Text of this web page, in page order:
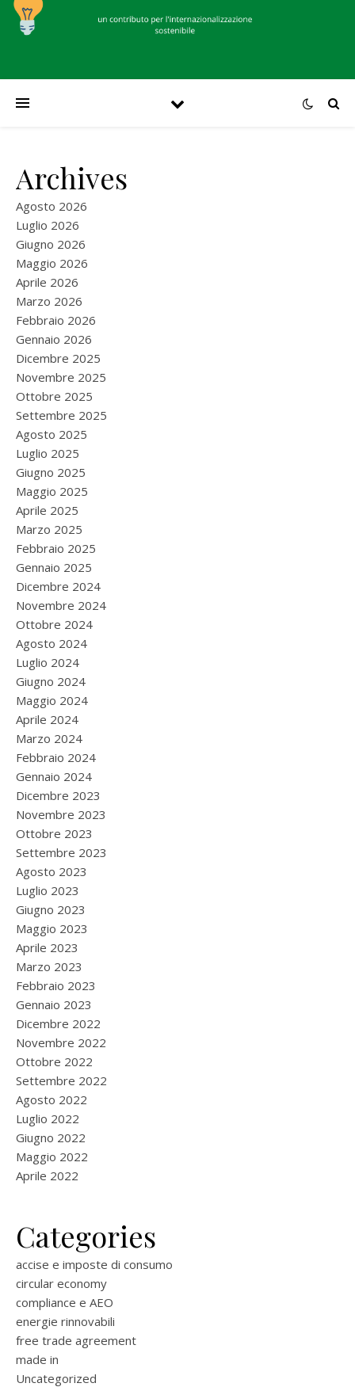
Archives
Agosto 2026
Luglio 2026
Giugno 2026
Maggio 2026
Aprile 2026
Marzo 2026
Febbraio 2026
Gennaio 2026
Dicembre 2025
Novembre 2025
Ottobre 2025
Settembre 2025
Agosto 2025
Luglio 2025
Giugno 2025
Maggio 2025
Aprile 2025
Marzo 2025
Febbraio 2025
Gennaio 2025
Dicembre 2024
Novembre 2024
Ottobre 2024
Agosto 2024
Luglio 2024
Giugno 2024
Maggio 2024
Aprile 2024
Marzo 2024
Febbraio 2024
Gennaio 2024
Dicembre 2023
Novembre 2023
Ottobre 2023
Settembre 2023
Agosto 2023
Luglio 2023
Giugno 2023
Maggio 2023
Aprile 2023
Marzo 2023
Febbraio 2023
Gennaio 2023
Dicembre 2022
Novembre 2022
Ottobre 2022
Settembre 2022
Agosto 2022
Luglio 2022
Giugno 2022
Maggio 2022
Aprile 2022
Categories
accise e imposte di consumo
circular economy
compliance e AEO
energie rinnovabili
free trade agreement
made in
Uncategorized